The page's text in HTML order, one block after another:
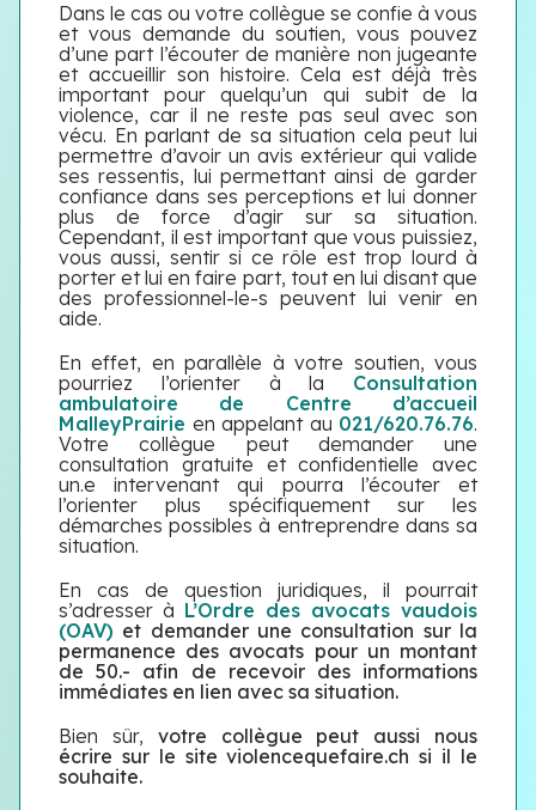
Dans le cas ou votre collègue se confie à vous
et vous demande du soutien, vous pouvez
d’une part l’écouter de manière non jugeante
et accueillir son histoire. Cela est déjà très
important pour quelqu’un qui subit de la
violence, car il ne reste pas seul avec son
vécu. En parlant de sa situation cela peut lui
permettre d’avoir un avis extérieur qui valide
ses ressentis, lui permettant ainsi de garder
confiance dans ses perceptions et lui donner
plus de force d’agir sur sa situation.
Cependant, il est important que vous puissiez,
vous aussi, sentir si ce rôle est trop lourd à
porter et lui en faire part, tout en lui disant que
des professionnel-le-s peuvent lui venir en
aide.
En effet, en parallèle à votre soutien, vous
pourriez l’orienter à la Consultation
ambulatoire de Centre d’accueil
MalleyPrairie en appelant au 021/620.76.76.
Votre collègue peut demander une
consultation gratuite et confidentielle avec
un.e intervenant qui pourra l’écouter et
l’orienter plus spécifiquement sur les
démarches possibles à entreprendre dans sa
situation.
En cas de question juridiques, il pourrait
s’adresser à L’Ordre des avocats vaudois
(OAV) et demander une consultation sur la
permanence des avocats pour un montant
de 50.- afin de recevoir des informations
immédiates en lien avec sa situation.
Bien sûr, votre collègue peut aussi nous
écrire sur le site violencequefaire.ch si il le
souhaite.